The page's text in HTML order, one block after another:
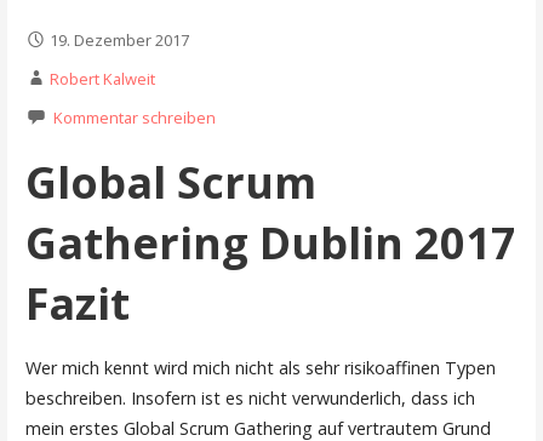
19. Dezember 2017
Robert Kalweit
Kommentar schreiben
Global Scrum
Gathering Dublin 2017
Fazit
Wer mich kennt wird mich nicht als sehr risikoaffinen Typen
beschreiben. Insofern ist es nicht verwunderlich, dass ich
mein erstes Global Scrum Gathering auf vertrautem Grund